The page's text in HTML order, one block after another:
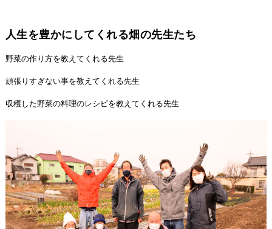
人生を豊かにしてくれる畑の先生たち
野菜の作り方を教えてくれる先生
頑張りすぎない事を教えてくれる先生
収穫した野菜の料理のレシピを教えてくれる先生